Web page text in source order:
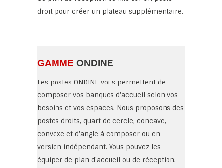
droit pour créer un plateau supplémentaire.
GAMME ONDINE
Les postes ONDINE vous permettent de
composer vos banques d'accueil selon vos
besoins et vos espaces. Nous proposons des
postes droits, quart de cercle, concave,
convexe et d'angle à composer ou en
version indépendant. Vous pouvez les
équiper de plan d'accueil ou de réception.